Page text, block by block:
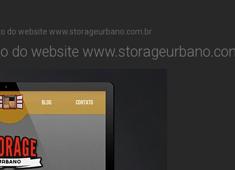
do website www.storageurbano.com.br
do website